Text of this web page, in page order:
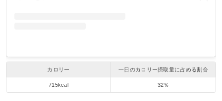
カロリー 一日のカロリー摂取量に占める割合
715kcal 32％